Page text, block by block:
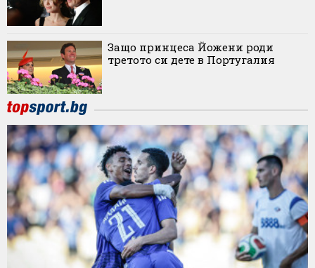
Защо принцеса Йожени роди
третото си дете в Португалия